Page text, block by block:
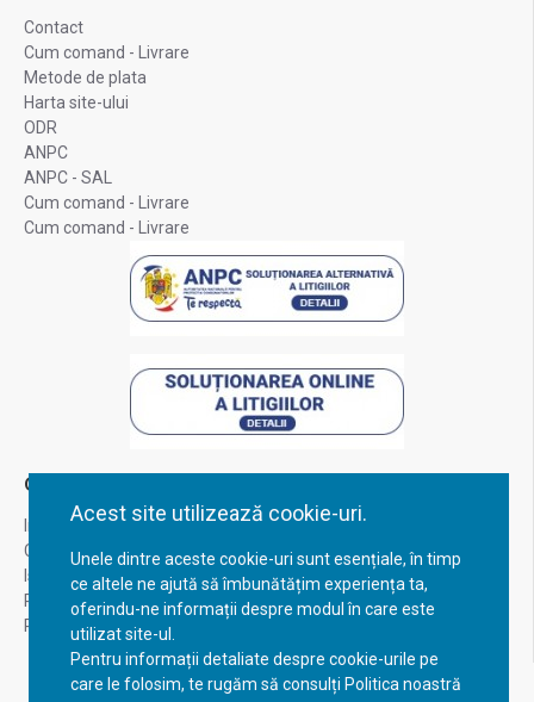
Acest site utilizează cookie-uri.
Unele dintre aceste cookie-uri sunt esențiale, în timp
ce altele ne ajută să îmbunătățim experiența ta,
oferindu-ne informații despre modul în care este
utilizat site-ul.
Pentru informații detaliate despre cookie-urile pe
care le folosim, te rugăm să consulți Politica noastră
Contact
Cum comand - Livrare
Metode de plata
Harta site-ului
ODR
ANPC
ANPC - SAL
Cum comand - Livrare
Cum comand - Livrare
Contul Meu
Inregistrare
Contul meu
Istoric comenzi
Recuperare parola
Returnare produs